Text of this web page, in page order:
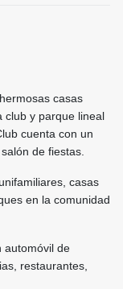
casas
club y parque lineal
cuenta con un
de fiestas.
casas
en la comunidad
automóvil de
restaurantes,